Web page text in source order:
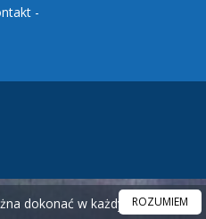
-
dokonać w każdym czasie.
ROZUMIEM